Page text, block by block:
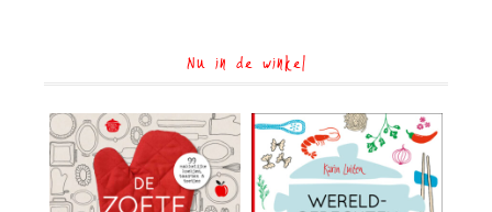
Nu in de winkel